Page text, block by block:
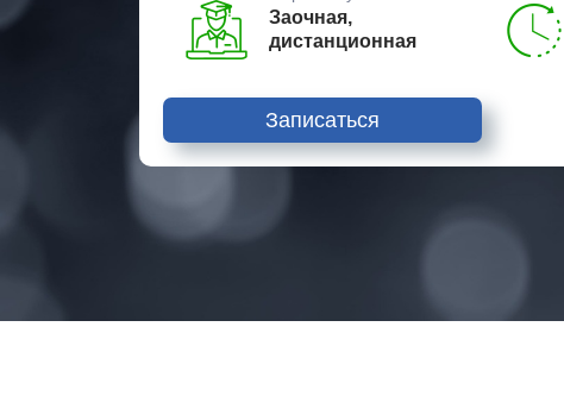
Заочная,
дистанционная
Записаться